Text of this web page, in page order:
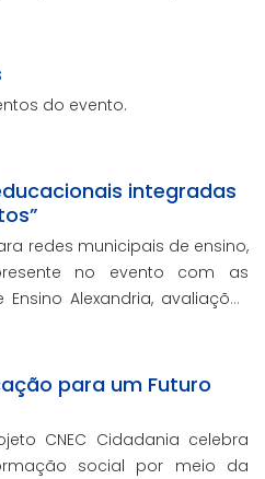
dos Prefeito
do evento.
integradas
redes municipais de ensino,
no evento com as
Alexandria, avaliações
durante ev
para um Futuro
CNEC Cidadania celebra
social por meio da